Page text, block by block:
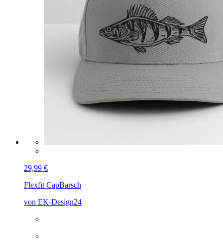
29,99 €
Flexfit CapBarsch
von EK-Design24